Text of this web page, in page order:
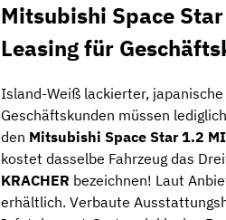
Mitsubishi Space
Leasing für
Island-Weiß lackierter, japanische
Geschäftskunden müssen
den Mitsubishi Space Star 1.2
kostet dasselbe Fahrzeug das
KRACHER bezeichnen! Laut
erhältlich. Verbaute